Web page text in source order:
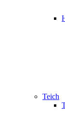
Teich